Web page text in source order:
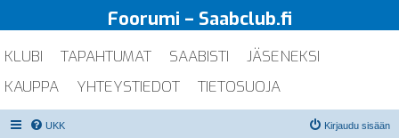
Foorumi – Saabclub.fi
KLUBI TAPAHTUMAT SAABISTI
JÄSENEKSI
KAUPPA
YHTEYSTIEDOT TIETOSUOJA
UKK Kirjaudu sisään